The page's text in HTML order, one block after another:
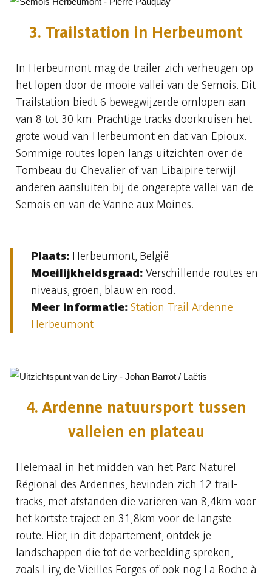
3. Trailstation in Herbeumont
In Herbeumont mag de trailer zich verheugen op
het lopen door de mooie vallei van de Semois. Dit
Trailstation biedt 6 bewegwijzerde omlopen aan
van 8 tot 30 km. Prachtige tracks doorkruisen het
grote woud van Herbeumont en dat van Epioux.
Sommige routes lopen langs uitzichten over de
Tombeau du Chevalier of van Libaipire terwijl
anderen aansluiten bij de ongerepte vallei van de
Semois en van de Vanne aux Moines.
Plaats: Herbeumont, België
Moeilijkheidsgraad: Verschillende routes en
niveaus, groen, blauw en rood.
Meer informatie: Station Trail Ardenne
Herbeumont
4. Ardenne natuursport tussen
valleien en plateau
Helemaal in het midden van het Parc Naturel
Régional des Ardennes, bevinden zich 12 trail-
tracks, met afstanden die variëren van 8,4km voor
het kortste traject en 31,8km voor de langste
route. Hier, in dit departement, ontdek je
landschappen die tot de verbeelding spreken,
zoals Liry, de Vieilles Forges of ook nog La Roche à